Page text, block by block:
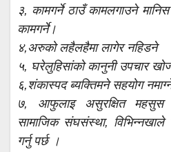
३, कामगर्ने ठाउँ कामलगाउने
कामगर्ने।
४,अरुको लहैलहैमा लागेर नहिडने
५, घरेलुहिसांको कानुनी उपचार
६,शंकास्पद ब्यक्तिमने सहयोग
७, आफुलाइ असुरक्षित महसुस
सामाजिक संघसंस्था,
गर्नु पर्छ ।